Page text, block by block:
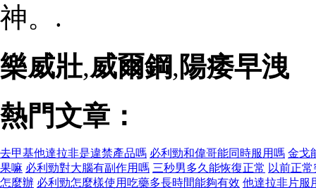
神。.
樂威壯,威爾鋼, 陽痿早洩
熱門文章：
去甲基他達拉非是違禁產品嗎 必利勁和偉哥能同時服用嗎 金戈
果嘛 必利勁對大腦有副作用嗎 三秒男多久能恢復正常 以前正
怎麼辦 必利勁怎麼樣使用吃藥多長時間能夠有效 他達拉非片服